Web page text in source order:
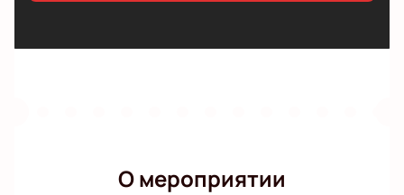
О мероприятии